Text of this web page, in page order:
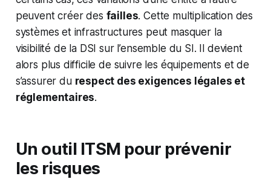
peuvent créer des failles. Cette multiplication des
systèmes et infrastructures peut masquer la
visibilité de la DSI sur l’ensemble du SI. Il devient
alors plus difficile de suivre les équipements et de
s’assurer du respect des exigences légales et
réglementaires.
Un outil ITSM pour prévenir
les risques